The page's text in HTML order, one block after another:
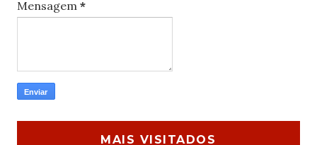
Mensagem *
MAIS VISITADOS